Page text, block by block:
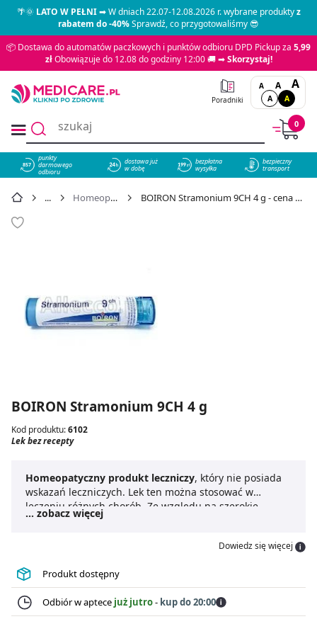
🌴🌞LATO W PEŁNI➡ W dniach 22.07-12.08.2026 r. wybrane produktyz
rabatem do -40%Sprawdź, co przygotowaliśmy 😎
📦 Dostawa do automatów paczkowych i punktów odbioru DPD Pickup za 5,99
złObowiązuje do 12.08 do godziny 12:00 🚚 ➡Skorzystaj!
Poradniki
A A A
A A
0
857
punkty
darmowego
odbioru
dostawa już
w dobę
bezpłatna
wysyłka
bezpieczny
transport
Homeopatia BOIRON Stramonium 9CH 4 g - cena 15,49 zł
BOIRON Stramonium 9CH 4 g
Kod produktu:6102
Lek bez recepty
Homeopatyczny produkt leczniczy, który nie posiada
wskazań leczniczych. Lek ten można stosować w
leczeniu różnych chorób. Ze względu na szerokie
zastosowanie do leku nie dodaje się ulotki, ani
... zobacz więcej
Dowiedz się więcej
Produkt dostępny
Odbiór w aptece już jutro- kup do 20:00